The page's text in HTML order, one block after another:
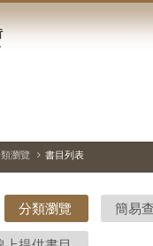
瀏覽 書目列表
分類瀏覽 簡易